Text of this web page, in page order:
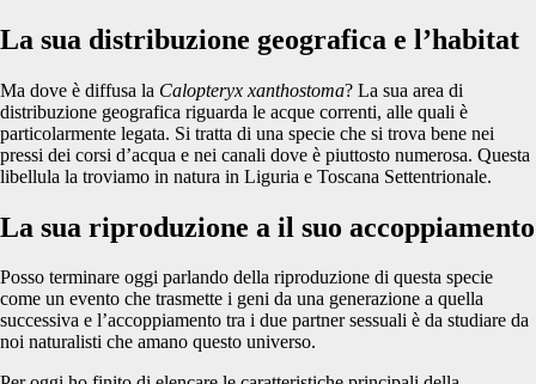
La sua distribuzione geografica e l’habitat
Ma dove è diffusa la Calopteryx xanthostoma? La sua area di
distribuzione geografica riguarda le acque correnti, alle quali è
particolarmente legata. Si tratta di una specie che si trova bene nei
pressi dei corsi d’acqua e nei canali dove è piuttosto numerosa. Questa
libellula la troviamo in natura in Liguria e Toscana Settentrionale.
La sua riproduzione a il suo accoppiamento
Posso terminare oggi parlando della riproduzione di questa specie
come un evento che trasmette i geni da una generazione a quella
successiva e l’accoppiamento tra i due partner sessuali è da studiare da
noi naturalisti che amano questo universo.